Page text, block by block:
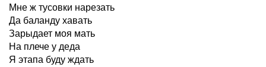
Мне ж тусовки нарезать
Да баланду хавать
Зарыдает моя мать
На плече у деда
Я этапа буду ждать